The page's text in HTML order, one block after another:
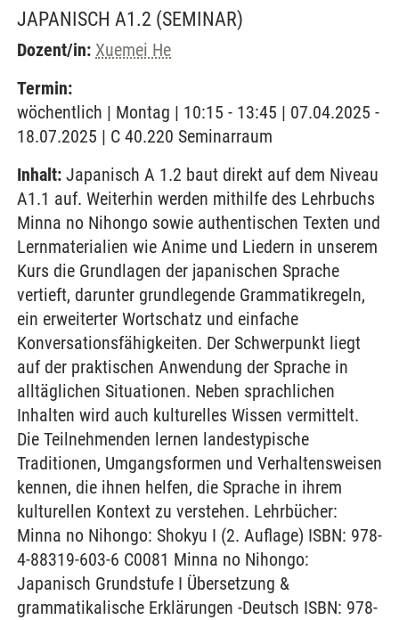
JAPANISCH A1.2 (SEMINAR)
Dozent/in: Xuemei He
Termin:
wöchentlich | Montag | 10:15 - 13:45 | 07.04.2025 -
18.07.2025 | C 40.220 Seminarraum
Inhalt: Japanisch A 1.2 baut direkt auf dem Niveau
A1.1 auf. Weiterhin werden mithilfe des Lehrbuchs
Minna no Nihongo sowie authentischen Texten und
Lernmaterialien wie Anime und Liedern in unserem
Kurs die Grundlagen der japanischen Sprache
vertieft, darunter grundlegende Grammatikregeln,
ein erweiterter Wortschatz und einfache
Konversationsfähigkeiten. Der Schwerpunkt liegt
auf der praktischen Anwendung der Sprache in
alltäglichen Situationen. Neben sprachlichen
Inhalten wird auch kulturelles Wissen vermittelt.
Die Teilnehmenden lernen landestypische
Traditionen, Umgangsformen und Verhaltensweisen
kennen, die ihnen helfen, die Sprache in ihrem
kulturellen Kontext zu verstehen. Lehrbücher:
Minna no Nihongo: Shokyu I (2. Auflage) ISBN: 978-
4-88319-603-6 C0081 Minna no Nihongo:
Japanisch Grundstufe I Übersetzung &
grammatikalische Erklärungen -Deutsch ISBN: 978-